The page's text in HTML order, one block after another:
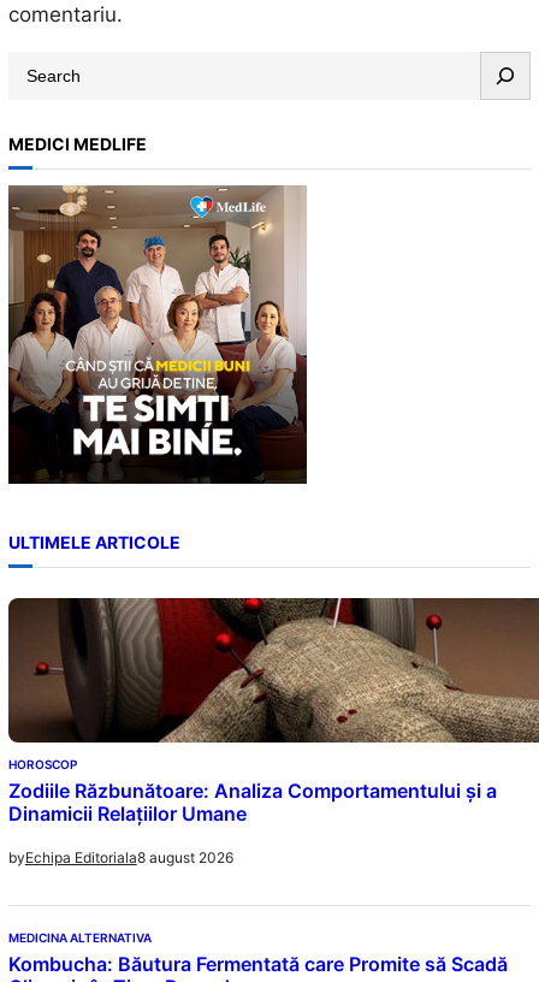
comentariu.
r
c
h
MEDICI MEDLIFE
ULTIMELE ARTICOLE
HOROSCOP
Zodiile Răzbunătoare: Analiza Comportamentului și a
Dinamicii Relațiilor Umane
byEchipa Editoriala8 august 2026
MEDICINA ALTERNATIVA
Kombucha: Băutura Fermentată care Promite să Scadă